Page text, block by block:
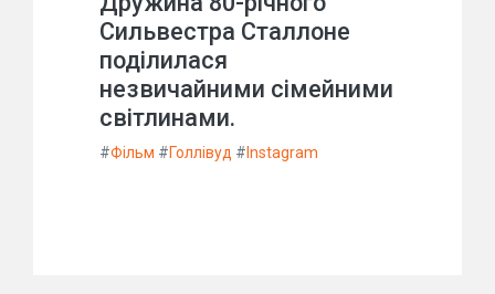
Сильвестра Сталлоне
поділилася
незвичайними сімейними
світлинами.
#Фільм #Голлівуд # Instagram